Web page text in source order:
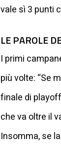
vale sì 3 punti
LE PAROLE
I primi
più volte: “Se
finale di
che va oltre il
Insomma, se